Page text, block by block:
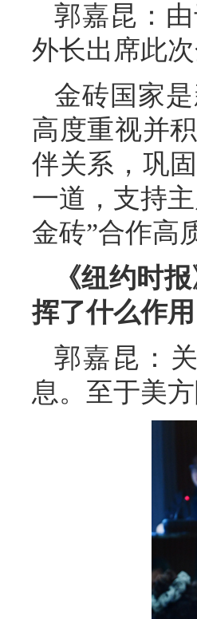
郭嘉昆：
外长出席此
金砖国家
高度重视并
伴关系，巩
一道，支持
金砖”合作高
《纽约时
挥了什么作用
郭嘉昆：
息。至于美